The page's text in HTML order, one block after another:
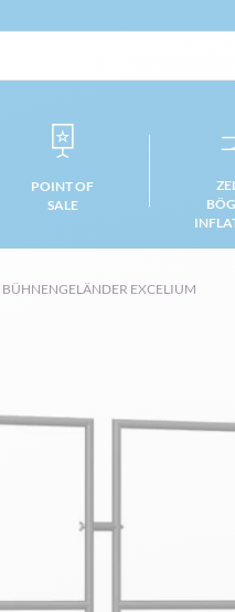
POINT OF
SALE
BÜHNENGELÄNDER EXCELIUM